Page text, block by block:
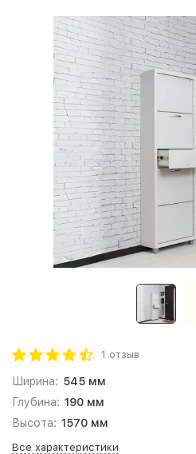
1 отзыв
Ширина: 545 мм
Глубина: 190 мм
Высота: 1570 мм
Все характеристики